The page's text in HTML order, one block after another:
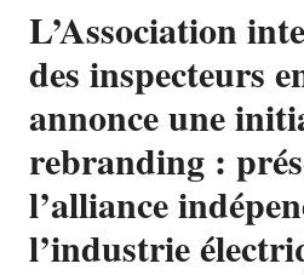
L’Association
des inspecteurs
annonce une
rebranding :
l’alliance
l’industrie